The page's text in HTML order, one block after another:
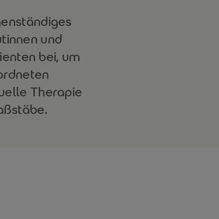
und
bei, um
Therapie